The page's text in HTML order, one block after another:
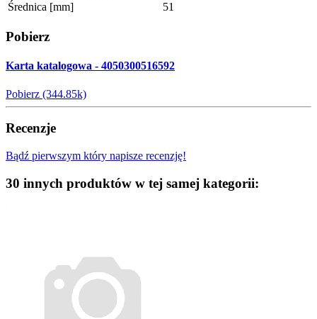
Średnica [mm]
51
Pobierz
Karta katalogowa - 4050300516592
Pobierz (344.85k)
Recenzje
Bądź pierwszym który napisze recenzję!
30 innych produktów w tej samej kategorii: